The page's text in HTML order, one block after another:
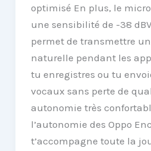
optimisé En plus, le
une sensibilité de -38
permet de transmettre
naturelle pendant les
tu enregistres ou tu
vocaux sans perte de
autonomie très
l’autonomie des Oppo
t’accompagne toute la